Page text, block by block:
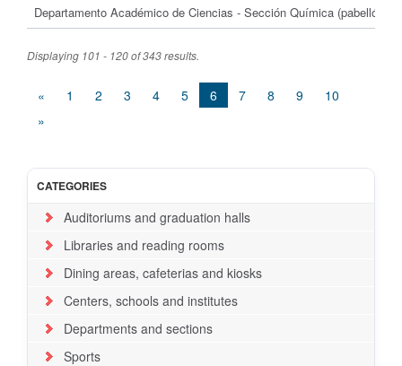
Departamento Académico de Ciencias - Sección Química (pabellón Q)
Displaying 101 - 120 of 343 results.
« 1 2 3 4 5 6 7 8 9
10
»
CATEGORIES
Auditoriums and graduation halls
Libraries and reading rooms
Dining areas, cafeterias and kiosks
Centers, schools and institutes
Departments and sections
Sports